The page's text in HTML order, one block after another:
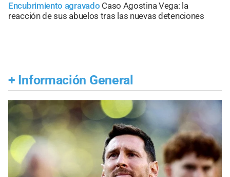
Encubrimiento agravado Caso Agostina Vega: la
reacción de sus abuelos tras las nuevas detenciones
+ Información General